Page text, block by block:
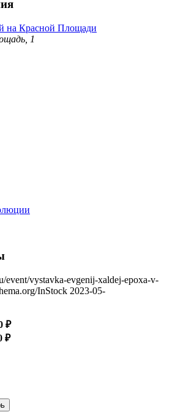
на Красной Площади
1
event/vystavka-evgenij-xaldej-epoxa-v-
InStock 2023-05-
₽
₽